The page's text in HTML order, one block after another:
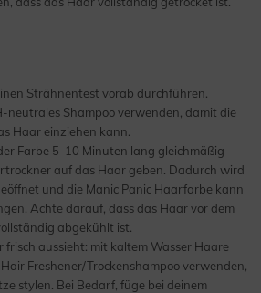
Strähnentest vorab durchführen.
neutrales Shampoo verwenden, damit die
Haar einziehen kann.
Farbe 5-10 Minuten lang gleichmäßig
auf das Haar geben. Dadurch wird
und die Manic Panic Haarfarbe kann
Achte darauf, dass das Haar vor dem
abgekühlt ist.
frisch aussieht: mit kaltem Wasser Haare
Freshener/Trockenshampoo verwenden,
stylen. Bei Bedarf, füge bei deinem